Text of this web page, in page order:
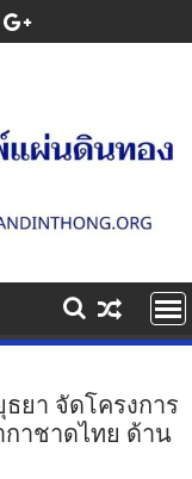
ยา จัดโครงการ
าชาดไทย ด้าน